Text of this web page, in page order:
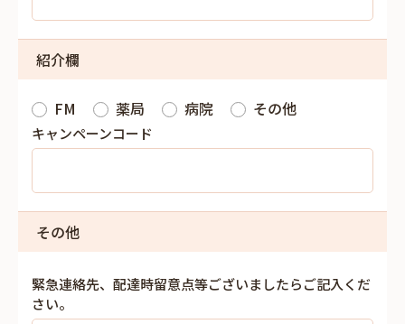
紹介欄
FM 薬局 病院 その他
キャンペーンコード
その他
緊急連絡先、配達時留意点等ございましたらご記入くだ
さい。